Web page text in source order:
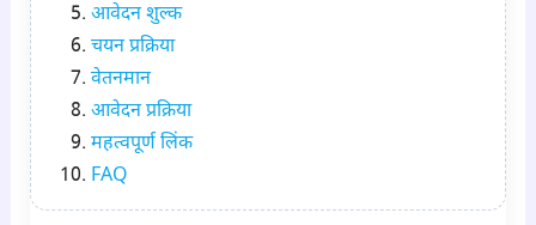
आवेदन शुल्क
चयन प्रक्रिया
वेतनमान
आवेदन प्रक्रिया
महत्वपूर्ण लिंक
FAQ